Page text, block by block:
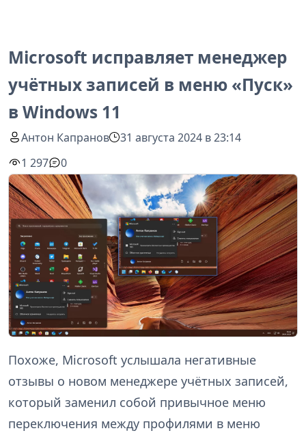
Microsoft исправляет менеджер
учётных записей в меню «Пуск»
в Windows 11
Антон Капранов
31 августа 2024 в 23:14
1 297
0
Похоже, Microsoft услышала негативные
отзывы о новом менеджере учётных записей,
который заменил собой привычное меню
переключения между профилями в меню